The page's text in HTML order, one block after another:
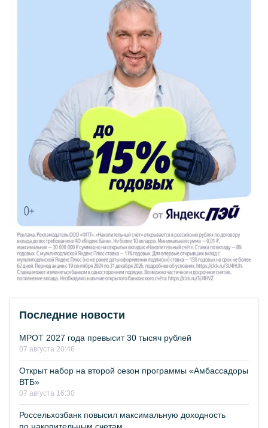
Последние новости
МРОТ 2027 года превысит 30 тысяч рублей
07 августа 20:46
Открыт набор на второй сезон программы «Амбассадоры
ВТБ»
07 августа 16:30
Россельхозбанк повысил максимальную доходность